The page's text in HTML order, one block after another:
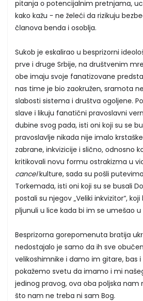
pitanja o potencijalnim pretnjama,
kako kažu - ne želeći da rizikuju
članova benda i osoblja.
Sukob je eskalirao u besprizorni
prve i druge Srbije, na društvenim
obe imaju svoje fanatizovane
nas time je bio zaokružen, sramota
slabosti sistema i društva ogoljene.
slave i likuju fanatični pravoslavni
dubine svog pada, isti oni koji su se
pravoslavlje nikada nije imalo
zabrane, inkvizicije i slično, odnosno
kritikovali novu formu ostrakizma u
cancelkulture, sada su pošli
Torkemada, isti oni koji su se busali
postali su njegov „Veliki inkvizitor“,
pljunuli u lice kada bi im se umešao u
Besprizorna gorepomenuta bratija
nedostajalo je samo da ih sve
velikoshimnike i damo im gitare, bas
pokažemo svetu da imamo i mi
jedinog pravog, ova oba poljska nam
što nam ne treba ni sam Bog.